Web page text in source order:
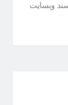
وبسایت